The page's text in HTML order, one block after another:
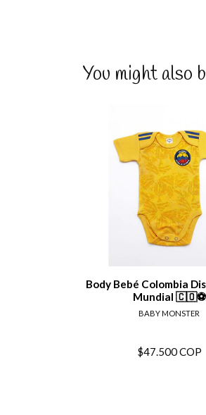
You might also
Body Bebé Colombia
Mundial 🇨🇴⚽
BABY MONSTER
$47.500 COP